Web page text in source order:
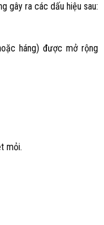
gây ra các dấu hiệu sau:
háng) được mở rộng
mỏi.